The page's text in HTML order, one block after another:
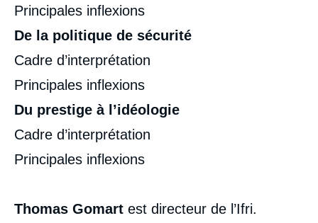
Principales inflexions
De la politique de sécurité
Cadre d’interprétation
Principales inflexions
Du prestige à l’idéologie
Cadre d’interprétation
Principales inflexions
Thomas Gomart est directeur de l’Ifri.